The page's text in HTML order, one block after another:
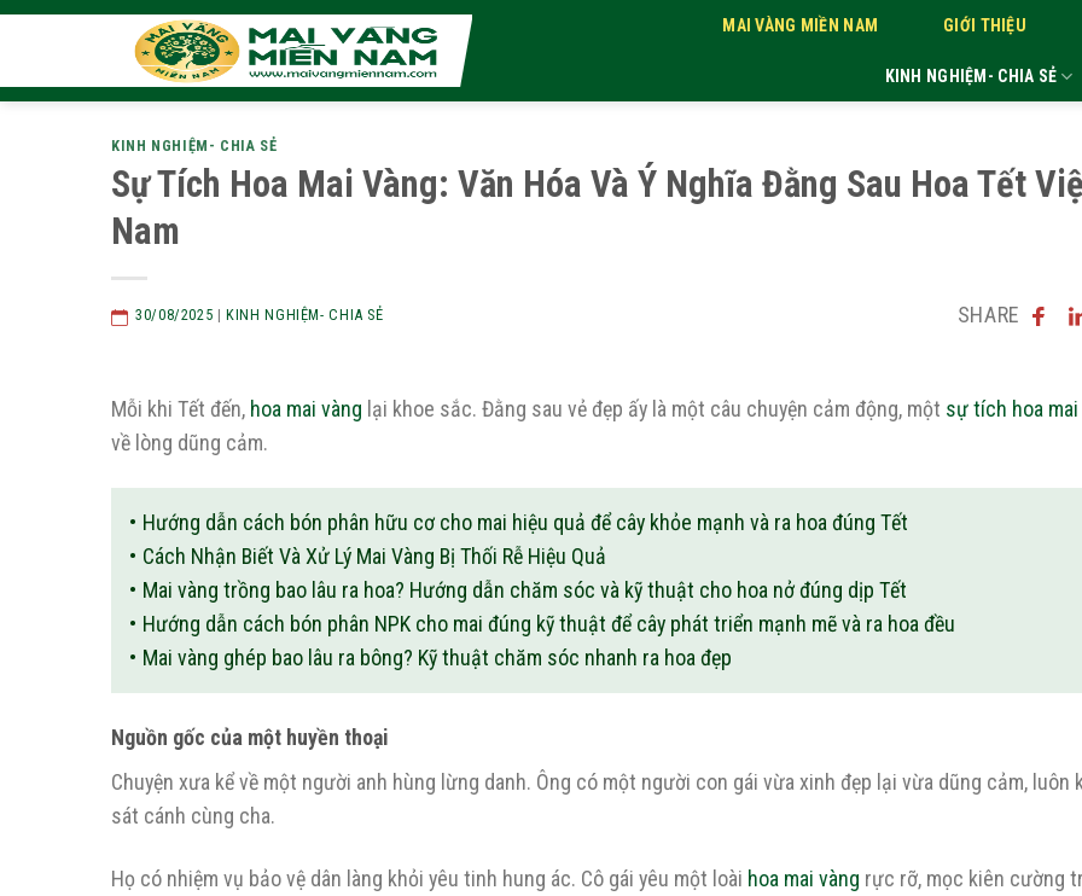
Skip
content
MAI VÀNG MIỀN NAM GIỚI THIỆU
KINH NGHIỆM- CHIA SẺ
KINH NGHIỆM- CHIA SẺ
Sự Tích Hoa Mai Vàng: Văn Hóa Và Ý Nghĩa Đằng Sau Hoa Tết
Nam
30/08/2025 |KINH NGHIỆM- CHIA SẺ SHARE
Mỗi khi Tết đến, hoa mai vàng lại khoe sắc. Đằng sau vẻ đẹp ấy là một câu chuyện cảm động, một sự tích hoa mai
về lòng dũng cảm.
Hướng dẫn cách bón phân hữu cơ cho mai hiệu quả để cây khỏe mạnh và ra hoa đúng Tết
Cách Nhận Biết Và Xử Lý Mai Vàng Bị Thối Rễ Hiệu Quả
Mai vàng trồng bao lâu ra hoa? Hướng dẫn chăm sóc và kỹ thuật cho hoa nở đúng dịp Tết
Hướng dẫn cách bón phân NPK cho mai đúng kỹ thuật để cây phát triển mạnh mẽ và ra hoa đều
Mai vàng ghép bao lâu ra bông? Kỹ thuật chăm sóc nhanh ra hoa đẹp
Nguồn gốc của một huyền thoại
Chuyện xưa kể về một người anh hùng lừng danh. Ông có một người con gái vừa xinh đẹp lại vừa dũng cảm, luôn
sát cánh cùng cha.
Họ có nhiệm vụ bảo vệ dân làng khỏi yêu tinh hung ác. Cô gái yêu một loài hoa mai vàng rực rỡ, mọc kiên cường